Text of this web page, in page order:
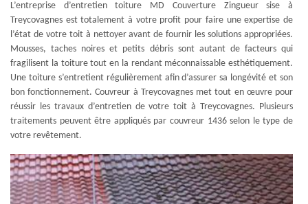
L’entreprise d’entretien toiture MD Couverture Zingueur sise à
Treycovagnes est totalement à votre profit pour faire une expertise de
l’état de votre toit à nettoyer avant de fournir les solutions appropriées.
Mousses, taches noires et petits débris sont autant de facteurs qui
fragilisent la toiture tout en la rendant méconnaissable esthétiquement.
Une toiture s’entretient régulièrement afin d’assurer sa longévité et son
bon fonctionnement. Couvreur à Treycovagnes met tout en œuvre pour
réussir les travaux d’entretien de votre toit à Treycovagnes. Plusieurs
traitements peuvent être appliqués par couvreur 1436 selon le type de
votre revêtement.